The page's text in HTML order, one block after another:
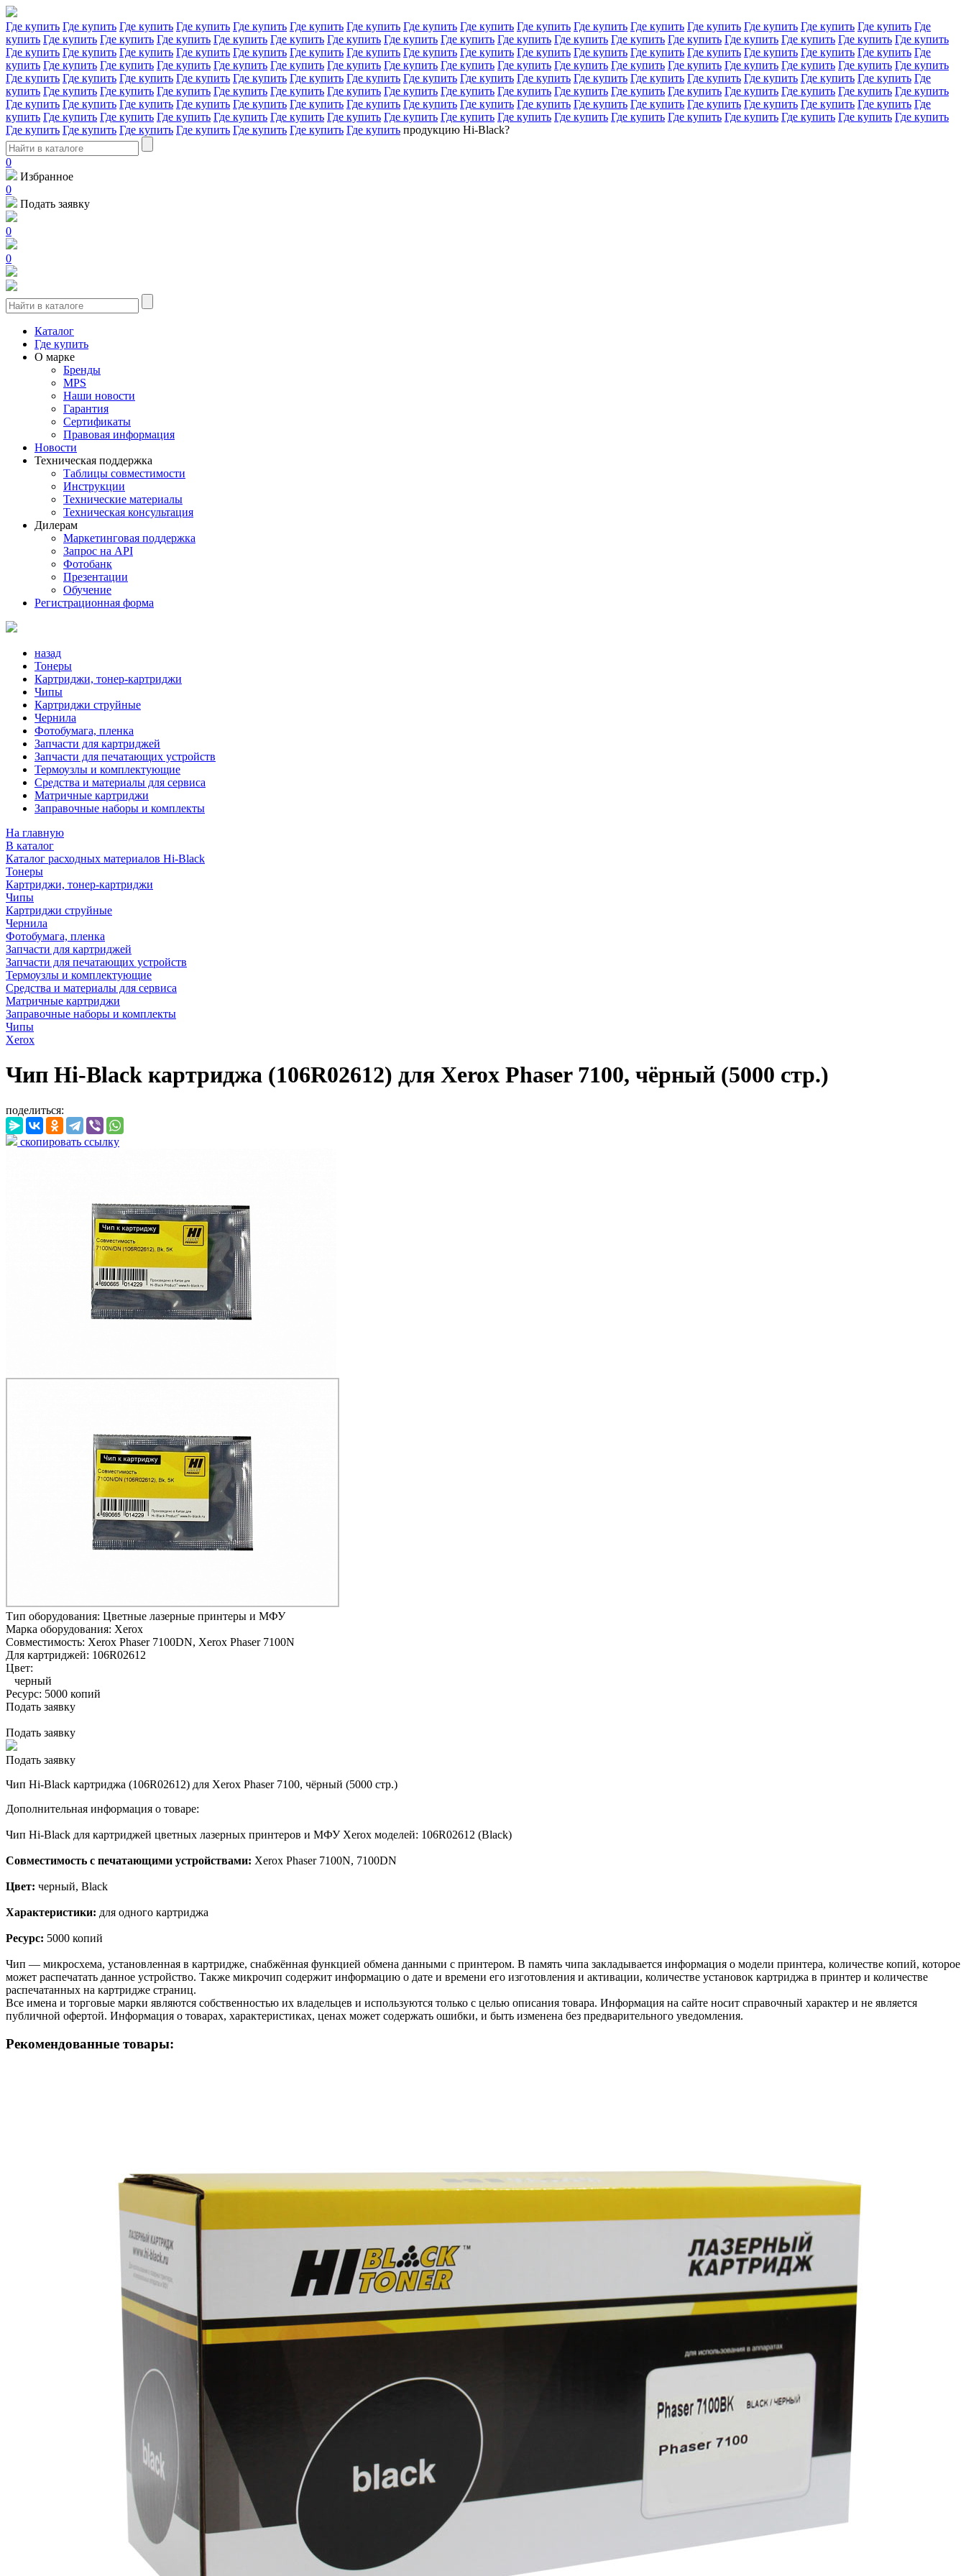
Где купить Где купить Где купить Где купить Где купить Где купить Где купить Где купить Где купить Где купить Где купить Где купить Где купить Где купить Где купить Где купить Где
купить Где купить Где купить Где купить Где купить Где купить Где купить Где купить Где купить Где купить Где купить Где купить Где купить Где купить Где купить Где купить Где купить
Где купить Где купить Где купить Где купить Где купить Где купить Где купить Где купить Где купить Где купить Где купить Где купить Где купить Где купить Где купить Где купить Где
купить Где купить Где купить Где купить Где купить Где купить Где купить Где купить Где купить Где купить Где купить Где купить Где купить Где купить Где купить Где купить Где купить
Где купить Где купить Где купить Где купить Где купить Где купить Где купить Где купить Где купить Где купить Где купить Где купить Где купить Где купить Где купить Где купить Где
купить Где купить Где купить Где купить Где купить Где купить Где купить Где купить Где купить Где купить Где купить Где купить Где купить Где купить Где купить Где купить Где купить
Где купить Где купить Где купить Где купить Где купить Где купить Где купить Где купить Где купить Где купить Где купить Где купить Где купить Где купить Где купить Где купить Где
купить Где купить Где купить Где купить Где купить Где купить Где купить Где купить Где купить Где купить Где купить Где купить Где купить Где купить Где купить Где купить Где купить
Где купить Где купить Где купить Где купить Где купить Где купить Где купить продукцию Hi-Black?
0
Избранное
0
Подать заявку
0
0
Каталог
Где купить
О марке
Бренды
MPS
Наши новости
Гарантия
Сертификаты
Правовая информация
Новости
Техническая поддержка
Таблицы совместимости
Инструкции
Технические материалы
Техническая консультация
Дилерам
Маркетинговая поддержка
Запрос на API
Фотобанк
Презентации
Обучение
Регистрационная форма
назад
Тонеры
Картриджи, тонер-картриджи
Чипы
Картриджи струйные
Чернила
Фотобумага, пленка
Запчасти для картриджей
Запчасти для печатающих устройств
Термоузлы и комплектующие
Средства и материалы для сервиса
Матричные картриджи
Заправочные наборы и комплекты
На главную
В каталог
Каталог расходных материалов Hi-Black
Тонеры
Картриджи, тонер-картриджи
Чипы
Картриджи струйные
Чернила
Фотобумага, пленка
Запчасти для картриджей
Запчасти для печатающих устройств
Термоузлы и комплектующие
Средства и материалы для сервиса
Матричные картриджи
Заправочные наборы и комплекты
Чипы
Xerox
Чип Hi-Black картриджа (106R02612) для Xerox Phaser 7100, чёрный (5000 стр.)
поделиться:
скопировать ссылку
Тип оборудования: Цветные лазерные принтеры и МФУ
Марка оборудования: Xerox
Совместимость: Xerox Phaser 7100DN, Xerox Phaser 7100N
Для картриджей: 106R02612
Цвет:
черный
Ресурс: 5000 копий
Подать заявку
Подать заявку
Подать заявку
Чип Hi-Black картриджа (106R02612) для Xerox Phaser 7100, чёрный (5000 стр.)
Дополнительная информация о товаре:
Чип Hi-Black для картриджей цветных лазерных принтеров и МФУ Xerox моделей: 106R02612 (Black)
Совместимость с печатающими устройствами: Xerox Phaser 7100N, 7100DN
Цвет: черный, Black
Характеристики: для одного картриджа
Ресурс: 5000 копий
Чип — микросхема, установленная в картридже, снабжённая функцией обмена данными с принтером. В память чипа закладывается информация о модели принтера, количестве копий, которое
может распечатать данное устройство. Также микрочип содержит информацию о дате и времени его изготовления и активации, количестве установок картриджа в принтер и количестве
распечатанных на картридже страниц.
Все имена и торговые марки являются собственностью их владельцев и используются только с целью описания товара. Информация на сайте носит справочный характер и не является
публичной офертой. Информация о товарах, характеристиках, ценах может содержать ошибки, и быть изменена без предварительного уведомления.
Рекомендованные товары: